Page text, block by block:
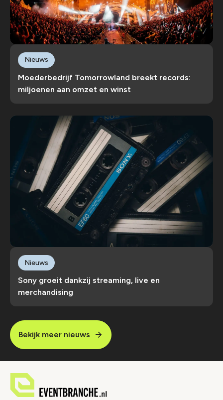
Moederbedrijf Tomorrowland breekt records:
miljoenen aan omzet en winst
Nieuws
Sony groeit dankzij streaming, live en
merchandising
Nieuws
Bekijk meer nieuws